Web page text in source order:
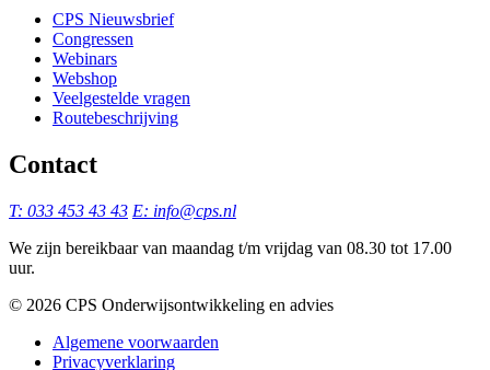
CPS Nieuwsbrief
Congressen
Webinars
Webshop
Veelgestelde vragen
Routebeschrijving
Contact
T: 033 453 43 43 E: info@cps.nl
We zijn bereikbaar van maandag t/m vrijdag van 08.30 tot 17.00
uur.
©️ 2026 CPS Onderwijsontwikkeling en advies
Algemene voorwaarden
Privacyverklaring